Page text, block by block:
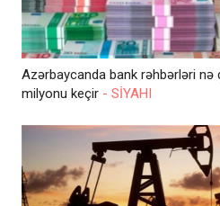
Azərbaycanda bank rəhbərləri nə
milyonu keçir - SİYAHI